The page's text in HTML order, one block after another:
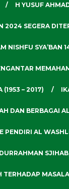
H YUSUF
2024 SEGERA
NISHFU SYA’BAN
– 2017)
DAN BERBAGAI
PENDIRI AL